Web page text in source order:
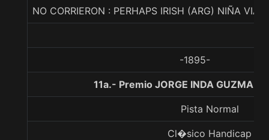
NO CORRIERON : PERHAPS IRISH (ARG) NIÑA
-1895-
11a.- Premio JORGE INDA
Pista Normal
Cl�sico Handicap